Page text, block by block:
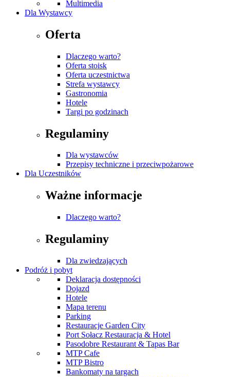
Multimedia
Dla Wystawcy
Oferta
Dlaczego warto?
Oferta stoisk
Oferta uczestnictwa
Strefa wystawcy
Gastronomia
Hotele
Targi po godzinach
Regulaminy
Dla wystawców
Przepisy techniczne i przeciwpożarowe
Dla Uczestników
Ważne informacje
Dlaczego warto?
Regulaminy
Dla zwiedzających
Podróż i pobyt
Deklaracja dostępności
Dojazd
Hotele
Mapa terenu
Parking
Restauracje Garden City
Port Sołacz Restauracja & Hotel
Pasodobre Restaurant & Tapas Bar
MTP Cafe
MTP Bistro
Bankomaty na targach